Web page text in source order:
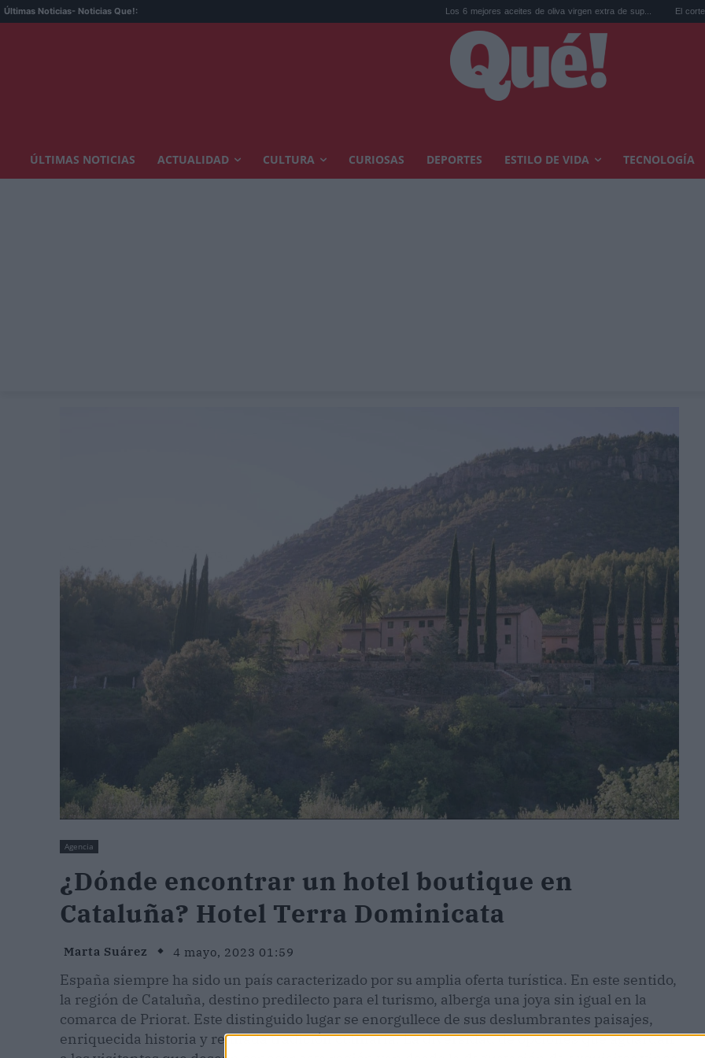
Últimas Noticias- Noticias Que!: Los 6 mejores aceites de oliva virgen extra de sup... El corte slick back
ÚLTIMAS NOTICIAS ACTUALIDAD CULTURA CURIOSAS DEPORTES ESTILO DE VIDA TECNOLOGÍA
Agencia
¿Dónde encontrar un hotel boutique en
Cataluña? Hotel Terra Dominicata
Marta Suárez 4 mayo, 2023 01:59
España siempre ha sido un país caracterizado por su amplia oferta turística. En este sentido,
la región de Cataluña, destino predilecto para el turismo, alberga una joya sin igual en la
comarca de Priorat. Este distinguido lugar se enorgullece de sus deslumbrantes paisajes,
enriquecida historia y refinada tradición culinaria. La diversidad de opciones que aguardan